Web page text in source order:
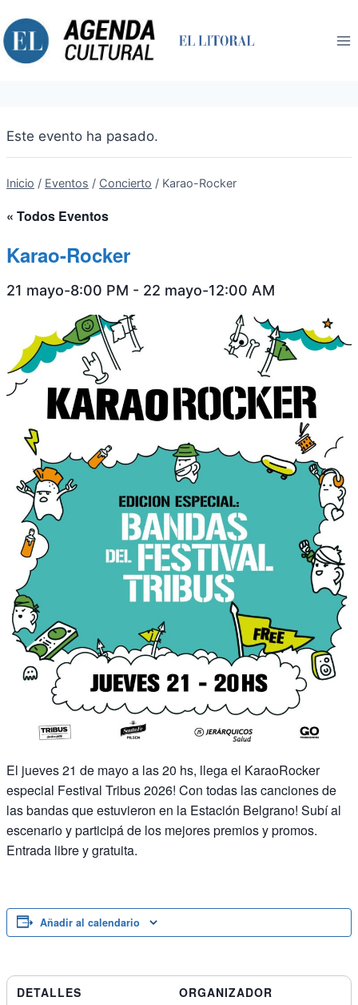
al
contenido
Este evento ha pasado.
Inicio / Eventos / Concierto / Karao-Rocker
« Todos Eventos
Karao-Rocker
21 mayo-8:00 PM - 22 mayo-12:00 AM
El jueves 21 de mayo a las 20 hs, llega el KaraoRocker
especial Festival Tribus 2026! Con todas las canciones de
las bandas que estuvieron en la Estación Belgrano! Subí al
escenario y participá de los mejores premios y promos.
Entrada libre y gratuita.
Añadir al calendario
DETALLES
ORGANIZADOR